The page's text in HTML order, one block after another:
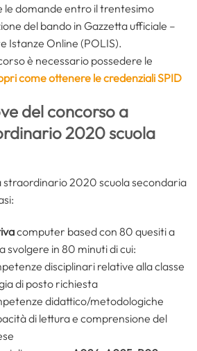
le domande entro il trentesimo
del bando in Gazzetta ufficiale –
Istanze Online (POLIS).
è necessario possedere le
come ottenere le credenziali SPID
del concorso a
2020 scuola
straordinario 2020 scuola secondaria
computer based con 80 quesiti a
svolgere in 80 minuti di cui:
disciplinari relative alla classe
di posto richiesta
didattico/metodologiche
di lettura e comprensione del